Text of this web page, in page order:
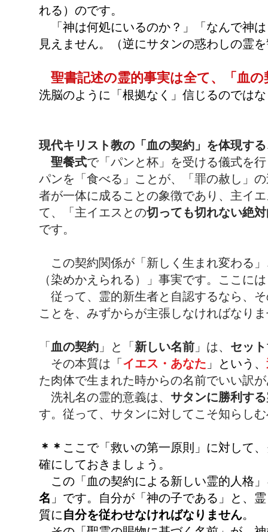
れる）のです。
「神は何処にいるのか？」「なんで神
見えません。（逆にサタンの惑わしの霊
聖書記述の霊的事実は全て、「血
洗脳のように「根拠なく」信じるのでは
現代キリスト教の「血の契約」を体現す
聖餐式で「パンと杯」を受ける儀式を
パンを「食べる」ことが、「罪の赦し」
者が一体に成ることの象徴であり、主イ
て、「主イエスとの切っても切れない絶
です。
この契約関係が「新しく生まれ変わる
（染めかえられる）」事実です。ここに
従って、霊的新生者と自認するなら、
ことを、みずからが主張しなければなり
「血の契約 」と「新しい名前 」は、 セット
その本質は 「イエス・あなた 」という、
た肉体で生まれた時からの名前でいい訳
洗礼名の霊的意義は、 サタンに勝利す
す。 従って、サタンに対してこそ知らし
＊＊ ここで「救いの第一原則」に対して
確にしておきましょう。
この「血の契約による新しい霊的人格
名 」です。自分が「神の子である」と、
質に自分を従わせなければなりません。